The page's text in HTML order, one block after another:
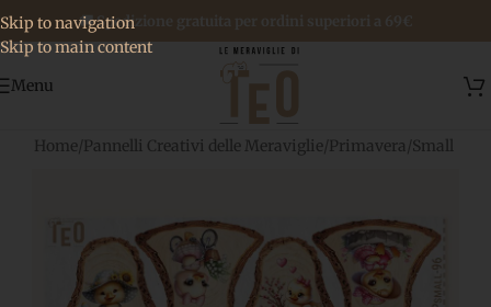
Skip to navigation
Skip to main content
🚚 Spedizione gratuita per ordini superiori a 69€
Menu
Home/Pannelli Creativi delle Meraviglie/Primavera /Small